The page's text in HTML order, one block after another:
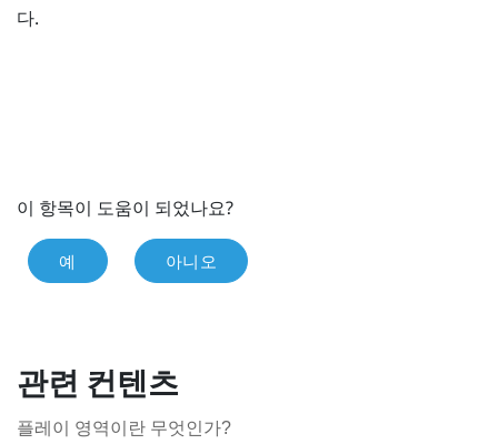
다.
이 항목이 도움이 되었나요?
예 아니오
관련 컨텐츠
플레이 영역이란 무엇인가?